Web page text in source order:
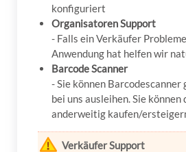
konfiguriert
Organisatoren Support
- Falls ein Verkäufer
Anwendung hat helfen wir
Barcode Scanner
- Sie können Barcodescanner
bei uns ausleihen. Sie
anderweitig kaufen/
Verkäufer Support